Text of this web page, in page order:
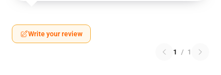
Write your review
1 / 1